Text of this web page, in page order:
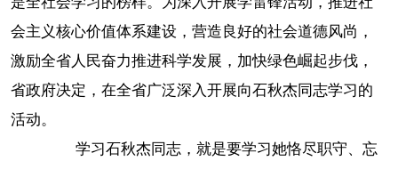
会主义核心价值体系建设，营造良好的社会道德风尚，
激励全省人民奋力推进科学发展，加快绿色崛起步伐，
省政府决定，在全省广泛深入开展向石秋杰同志学习的
活动。
学习石秋杰同志，就是要学习她恪尽职守、忘